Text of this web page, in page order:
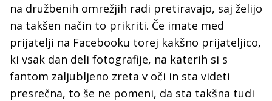
na družbenih omrežjih radi pretiravajo, saj želijo
na takšen način to prikriti. Če imate med
prijatelji na Facebooku torej kakšno prijateljico,
ki vsak dan deli fotografije, na katerih si s
fantom zaljubljeno zreta v oči in sta videti
presrečna, to še ne pomeni, da sta takšna tudi